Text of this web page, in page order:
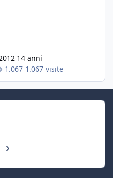
14 anni
1.067 visite
carousel slide
Next carousel slide